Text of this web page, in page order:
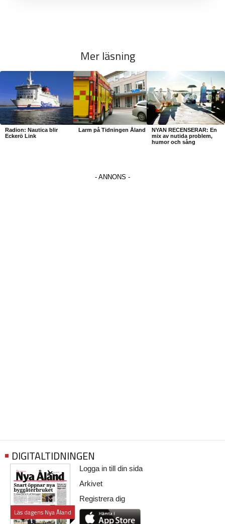
Mer läsning
Radion: Nautica blir
Eckerö Link
Larm på Tidningen Åland
NYAN RECENSERAR: En
mix av nutida problem,
humor och sång
DIGITALTIDNINGEN
Läs dagens Nya Åland
Logga in till din sida
Arkivet
Registrera dig